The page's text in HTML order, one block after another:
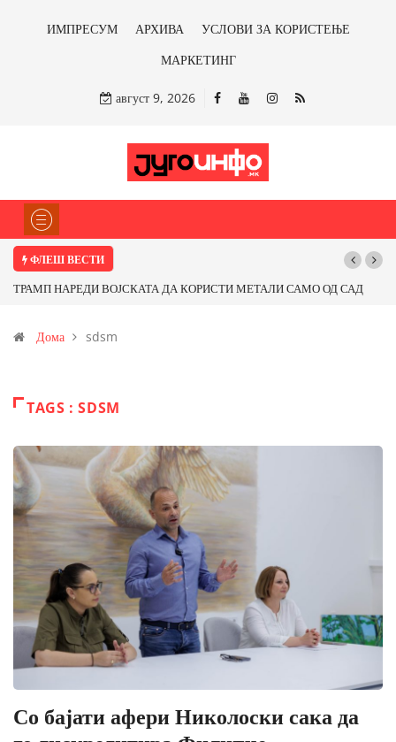
ИМПРЕСУМ АРХИВА
УСЛОВИ ЗА КОРИСТЕЊЕ
МАРКЕТИНГ
август 9, 2026
ФЛЕШ ВЕСТИ
ОД САД
Почнува реконструкцијата на улицата „5-ти Ноември“ во
Дома sdsm
TAGS : SDSM
Со бајати афери Николоски сака да